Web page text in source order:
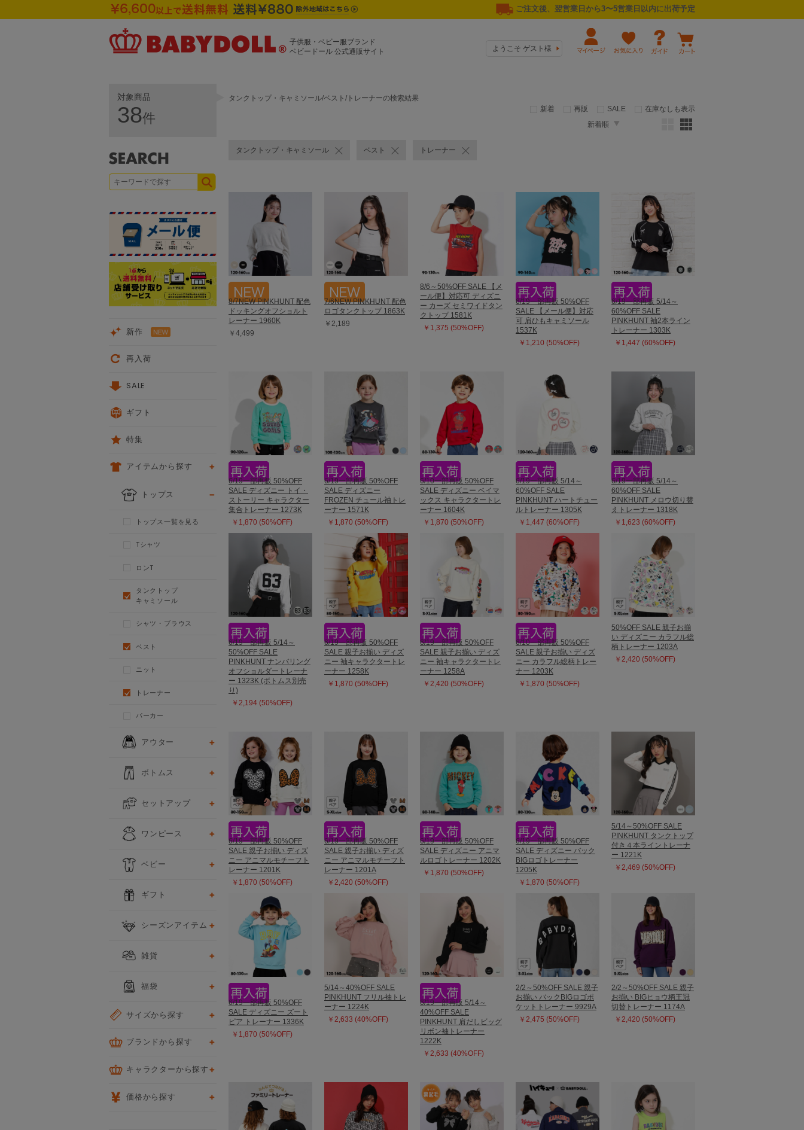
ご注文後、翌営業日から3〜5営業日以内に出荷予定
子供服・ベビー服ブランド
ベビードール 公式通販サイト
ようこそ ゲスト様
タンクトップ・キャミソール/ベスト/トレーナーの検索結果
新着
再販 SALE
在庫なしも表示
新着順
タンクトップ・キャミソール ベスト トレーナー
8/7NEW PINKHUNT 配色
ドッキングオフショルト
レーナー 1960K
￥4,499
7/6NEW PINKHUNT 配色
ロゴタンクトップ 1863K
￥2,189
8/6～50%OFF SALE 【メ
ール便】対応可 ディズニ
ー カーズ セミワイドタン
クトップ 1581K
￥1,375 (50%OFF)
6/19一部再販 50%OFF
SALE 【メール便】対応
可 肩ひもキャミソール
1537K
￥1,210 (50%OFF)
6/19一部再販 5/14～
60%OFF SALE
PINKHUNT 袖2本ライン
トレーナー 1303K
￥1,447 (60%OFF)
6/19一部再販 50%OFF
SALE ディズニー トイ・
ストーリー キャラクター
集合トレーナー 1273K
￥1,870 (50%OFF)
6/19一部再販 50%OFF
SALE ディズニー
FROZEN チュール袖トレ
ーナー 1571K
￥1,870 (50%OFF)
6/10一部再販 50%OFF
SALE ディズニー ベイマ
ックス キャラクタートレ
ーナー 1604K
￥1,870 (50%OFF)
6/19一部再販 5/14～
60%OFF SALE
PINKHUNT ハートチュー
ルトレーナー 1305K
￥1,447 (60%OFF)
6/19一部再販 5/14～
60%OFF SALE
PINKHUNT メロウ切り替
えトレーナー 1318K
￥1,623 (60%OFF)
6/19一部再販 5/14～
50%OFF SALE
PINKHUNT ナンバリング
オフショルダートレーナ
ー 1323K (ボトムス別売
り)
￥2,194 (50%OFF)
6/19一部再販 50%OFF
SALE 親子お揃い ディズ
ニー 袖キャラクタートレ
ーナー 1258K
￥1,870 (50%OFF)
6/19一部再販 50%OFF
SALE 親子お揃い ディズ
ニー 袖キャラクタートレ
ーナー 1258A
￥2,420 (50%OFF)
6/10一部再販 50%OFF
SALE 親子お揃い ディズ
ニー カラフル総柄トレー
ナー 1203K
￥1,870 (50%OFF)
50%OFF SALE 親子お揃
い ディズニー カラフル総
柄トレーナー 1203A
￥2,420 (50%OFF)
6/19一部再販 50%OFF
SALE 親子お揃い ディズ
ニー アニマルモチーフト
レーナー 1201K
￥1,870 (50%OFF)
6/19一部再販 50%OFF
SALE 親子お揃い ディズ
ニー アニマルモチーフト
レーナー 1201A
￥2,420 (50%OFF)
6/19一部再販 50%OFF
SALE ディズニー アニマ
ルロゴトレーナー 1202K
￥1,870 (50%OFF)
6/19一部再販 50%OFF
SALE ディズニー バック
BIGロゴトレーナー
1205K
￥1,870 (50%OFF)
5/14～50%OFF SALE
PINKHUNT タンクトップ
付き４本ライントレーナ
ー 1221K
￥2,469 (50%OFF)
6/19一部再販 50%OFF
SALE ディズニー ズート
ピア トレーナー 1336K
￥1,870 (50%OFF)
5/14～40%OFF SALE
PINKHUNT フリル袖トレ
ーナー 1224K
￥2,633 (40%OFF)
6/19一部再販 5/14～
40%OFF SALE
PINKHUNT 肩だしビッグ
リボン袖トレーナー
1222K
￥2,633 (40%OFF)
2/2～50%OFF SALE 親子
お揃い バックBIGロゴポ
ケットトレーナー 9929A
￥2,475 (50%OFF)
2/2～50%OFF SALE 親子
お揃い BIGヒョウ柄王冠
切替トレーナー 1174A
￥2,420 (50%OFF)
対象商品
38件
新作
再入荷
SALE
ギフト
特集
アイテムから探す
トップス
トップス一覧を見る
Tシャツ
ロンT
タンクトップ
キャミソール
シャツ・ブラウス
ベスト
ニット
トレーナー
パーカー
アウター
ボトムス
セットアップ
ワンピース
ベビー
ギフト
シーズンアイテム
雑貨
福袋
サイズから探す
ブランドから探す
キャラクターから探す
価格から探す